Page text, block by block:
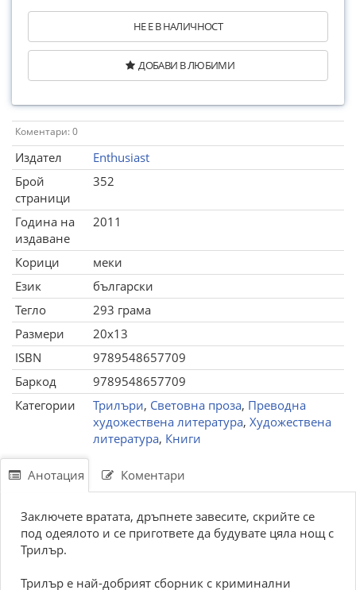
НЕ Е В НАЛИЧНОСТ
ДОБАВИ В ЛЮБИМИ
Коментари: 0
Издател
Enthusiast
Брой
страници
352
Година на
издаване
2011
Корици
меки
Език
български
Тегло
293 грама
Размери
20x13
ISBN
9789548657709
Баркод
9789548657709
Категории
Трилъри, Световна проза, Преводна
художествена литература, Художествена
литература, Книги
Анотация Коментари
Заключете вратата, дръпнете завесите, скрийте се
под одеялото и се пригответе да будувате цяла нощ с
Трилър.
Трилър е най-добрият сборник с криминални